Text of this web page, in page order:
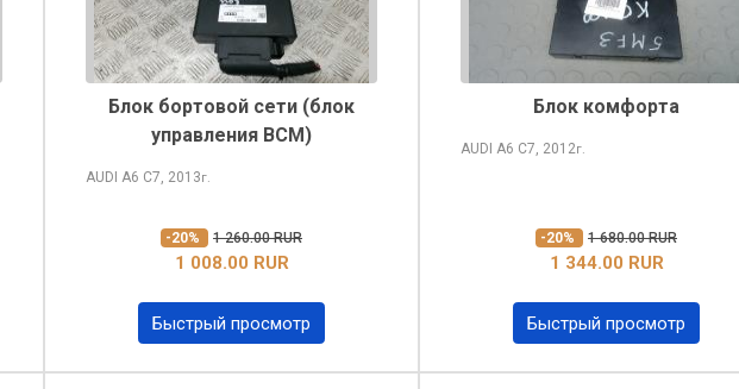
Блок бортовой сети (блок
управления BCM)
AUDI A6 C7, 2013г.
-20% 1 260.00 RUR
1 008.00 RUR
Быстрый просмотр
Блок комфорта
AUDI A6 C7, 2012г.
-20% 1 680.00 RUR
1 344.00 RUR
Быстрый просмотр